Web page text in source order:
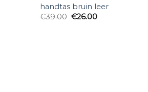
handtas bruin leer
€39.00 €26.00